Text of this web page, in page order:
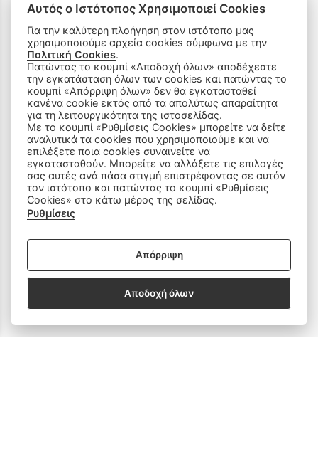
ΠΡΟΪΟΝΤΑ
Ραπτομηχανές
Οικιακός Εξοπλισμός
Είδη Ραπτικής
Ανταλλακτικά
SOCIAL MEDIA
Αυτός ο Ιστότοπος Χρησιμοποιεί Cookies
Για την καλύτερη πλοήγηση στον ιστότοπο μας
χρησιμοποιούμε αρχεία cookies σύμφωνα με την
Πολιτική Cookies.
Πατώντας το κουμπί «Αποδοχή όλων» αποδέχεστε
την εγκατάσταση όλων των cookies και πατώντας το
κουμπί «Απόρριψη όλων» δεν θα εγκατασταθεί
κανένα cookie εκτός από τα απολύτως απαραίτητα
για τη λειτουργικότητα της ιστοσελίδας.
Με το κουμπί «Ρυθμίσεις Cookies» μπορείτε να δείτε
αναλυτικά τα cookies που χρησιμοποιούμε και να
επιλέξετε ποια cookies συναινείτε να
εγκατασταθούν. Μπορείτε να αλλάξετε τις επιλογές
σας αυτές ανά πάσα στιγμή επιστρέφοντας σε αυτόν
τον ιστότοπο και πατώντας το κουμπί «Ρυθμίσεις
Cookies» στο κάτω μέρος της σελίδας.
Ρυθμίσεις
Απόρριψη
Αποδοχή όλων